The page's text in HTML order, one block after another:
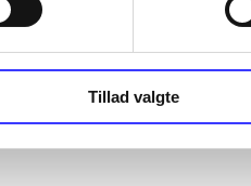
Tillad valgte